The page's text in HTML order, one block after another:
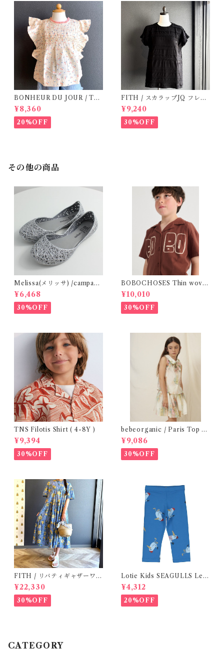
BONHEUR DU JOUR / TO
SCANE BlOUSE (Rose 2~6
Y)
¥8,360
20%OFF
FITH / スカラップJQ フレン
チスリーブTシャツ (Black) /
Size 1・2
¥9,240
30%OFF
その他の商品
Melissa(メリッサ) /campana
(Silver)28-32
¥6,468
30%OFF
BOBOCHOSES Thin wove
n shirt / 2-6Y
¥10,010
30%OFF
TNS Filotis Shirt ( 4-8Y )
¥9,394
30%OFF
bebeorganic / Paris Top N
ostalgic Florals (10・12y)
¥9,086
30%OFF
FITH / リバティギャザーワン
ピース / Size 2
¥22,330
30%OFF
Lotie Kids SEAGULLS Leg
gings ( 6m- 24m )
¥4,312
20%OFF
CATEGORY